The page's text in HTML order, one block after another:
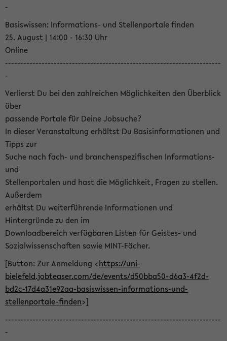
-
Basiswissen: Informations- und Stellenportale finden
25. August | 14:00 - 16:30 Uhr
Online
-----------------------------------------------------------------------
-
Verlierst Du bei den zahlreichen Möglichkeiten den Überblick
über
passende Portale für Deine Jobsuche?
In dieser Veranstaltung erhältst Du Basisinformationen und
Tipps zur
Suche nach fach- und branchenspezifischen Informations-
und
Stellenportalen und hast die Möglichkeit, Fragen zu stellen.
Außerdem
erhältst Du weiterführende Informationen und
Hintergründe zu den im
Downloadbereich verfügbaren Listen für Geistes- und
Sozialwissenschaften sowie MINT-Fächer.
[Button: Zur Anmeldung <https://uni-
bielefeld.jobteaser.com/de/events/d50bba50-d6a3-4f2d-
bd2c-17d4a31e92aa-basiswissen-informations-und-
stellenportale-finden>]
-----------------------------------------------------------------------
-